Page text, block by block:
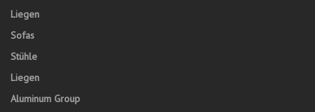
Liegen
Sofas
Stühle
Liegen
Aluminum Group